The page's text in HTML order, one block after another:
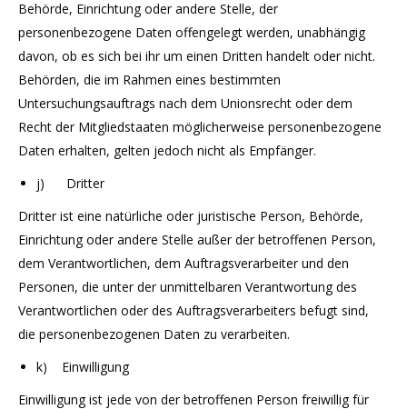
Behörde, Einrichtung oder andere Stelle, der
personenbezogene Daten offengelegt werden, unabhängig
davon, ob es sich bei ihr um einen Dritten handelt oder nicht.
Behörden, die im Rahmen eines bestimmten
Untersuchungsauftrags nach dem Unionsrecht oder dem
Recht der Mitgliedstaaten möglicherweise personenbezogene
Daten erhalten, gelten jedoch nicht als Empfänger.
j) Dritter
Dritter ist eine natürliche oder juristische Person, Behörde,
Einrichtung oder andere Stelle außer der betroffenen Person,
dem Verantwortlichen, dem Auftragsverarbeiter und den
Personen, die unter der unmittelbaren Verantwortung des
Verantwortlichen oder des Auftragsverarbeiters befugt sind,
die personenbezogenen Daten zu verarbeiten.
k) Einwilligung
Einwilligung ist jede von der betroffenen Person freiwillig für